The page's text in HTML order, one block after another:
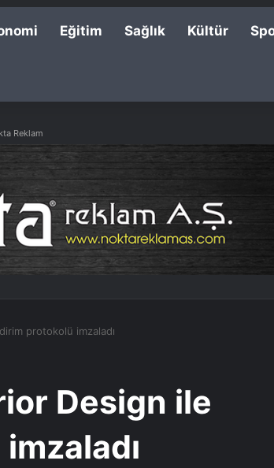
Eğitim Sağlık Kültür
Reklam
protokolü imzaladı
Design ile